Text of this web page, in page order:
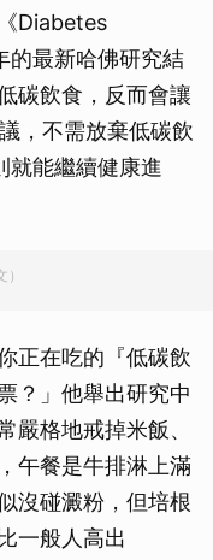
Diabetes
的最新哈佛研究結
碳飲食，反而會讓
，不需放棄低碳飲
就能繼續健康進
正在吃的『低碳飲
？」他舉出研究中
嚴格地戒掉米飯、
午餐是牛排淋上滿
沒碰澱粉，但培根
一般人高出